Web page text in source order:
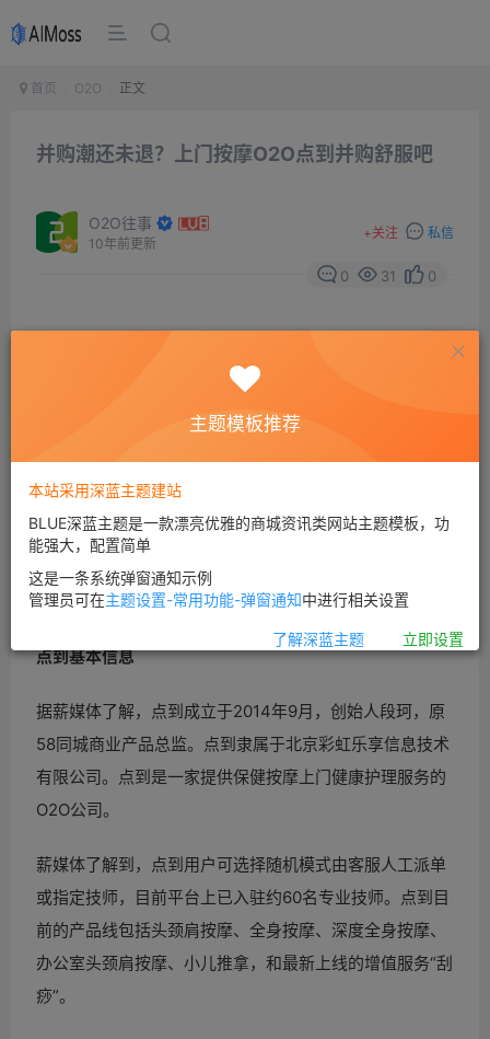
首页 O2O 正文
并购潮还未退？上门按摩O2O点到并购舒服吧
O2O往事
10年前更新
+关注 私信
0 31 0
并购舒服吧。此轮并购之后，舒服吧平台相关渠道及资源
营。具体并购金额双方均未透露。
薪媒体9月24日消息，近日，上门推拿O2O平台点到并购
舒服吧。此轮并购之后，舒服吧平台相关渠道及资源一并
归入点到平台之下，由点到进行资源整合及后续运营。具
体并购金额双方均未透露。
点到基本信息
据薪媒体了解，点到成立于2014年9月，创始人段珂，原
58同城商业产品总监。点到隶属于北京彩虹乐享信息技术
有限公司。点到是一家提供保健按摩上门健康护理服务的
O2O公司。
薪媒体了解到，点到用户可选择随机模式由客服人工派单
或指定技师，目前平台上已入驻约60名专业技师。点到目
前的产品线包括头颈肩按摩、全身按摩、深度全身按摩、
办公室头颈肩按摩、小儿推拿，和最新上线的增值服务“刮
痧”。
主题模板推荐
本站采用深蓝主题建站
BLUE深蓝主题是一款漂亮优雅的商城资讯类网站主题模板，功
能强大，配置简单
这是一条系统弹窗通知示例
管理员可在主题设置-常用功能-弹窗通知中进行相关设置
了解深蓝主题 立即设置